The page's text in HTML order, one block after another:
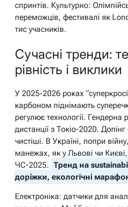
спринтів. Культурно:
переможців, фестивалі як
тис учасників.
Сучасні тренди:
рівність і виклики
У 2025-2026 роках
карбоном піднімають
регулює технології. Гендерна
дистанції з Токіо-2020. Допінг
чистіші. В Україні, попри
манежах, як у Львові чи
ЧС-2025. Тренд на
доріжки, екологічні
Електроніка: датчики для